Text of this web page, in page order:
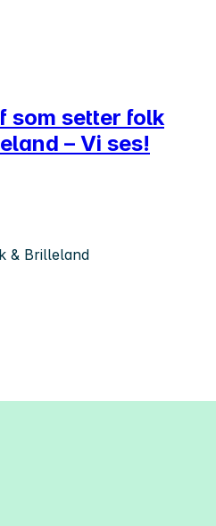
som setter folk
– Vi ses!
& Brilleland